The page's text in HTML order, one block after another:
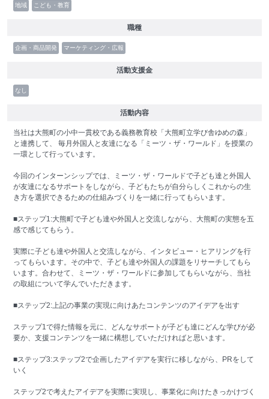
地域 こども・教育
職種
企画・商品開発 マーケティング・広報
活動支援金
なし
活動内容
当社は大熊町の小中一貫校である義務教育校「大熊町立学び舎ゆめの森」
と連携して、 毎月外国人と友達になる「ミーツ・ザ・ワールド」を授業の
一環として行っています。
今回のインターンシップでは、ミーツ・ザ・ワールドで子ども達と外国人
が友達になるサポートをしながら、子どもたちが自分らしくこれからの生
き方を選択できるための仕組みづくりを一緒に行ってもらいます。
■ステップ1:大熊町で子ども達や外国人と交流しながら、大熊町の実態を五
感で感じてもらう。
実際に子ども達や外国人と交流しながら、インタビュー・ヒアリングを行
ってもらいます。その中で、子ども達や外国人の課題をリサーチしてもら
います。合わせて、ミーツ・ザ・ワールドに参加してもらいながら、当社
の取組について学んでいただきます。
■ステップ2:上記の事業の実現に向けあたコンテンツのアイデアを出す
ステップ1で得た情報を元に、どんなサポートが子ども達にどんな学びが必
要か、支援コンテンツを一緒に構想していただければと思います。
■ステップ3:ステップ2で企画したアイデアを実行に移しながら、PRをして
いく
ステップ2で考えたアイデアを実際に実現し、事業化に向けたきっかけづく